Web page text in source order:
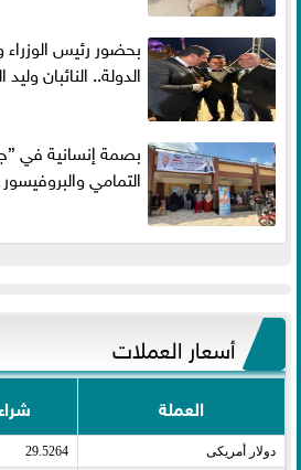
بحضور رئيس
الدولة.. النائبان
بصمة إنسانية في
التمامي
أسعار العملات
العملة
دولار أمريكى​ 29.5264